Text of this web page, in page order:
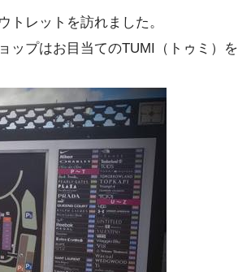
トレットを訪れました。
ップはお目当てのTUMI（トゥミ）を